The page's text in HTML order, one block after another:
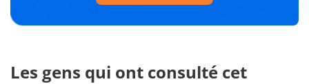
Les gens qui ont consulté cet